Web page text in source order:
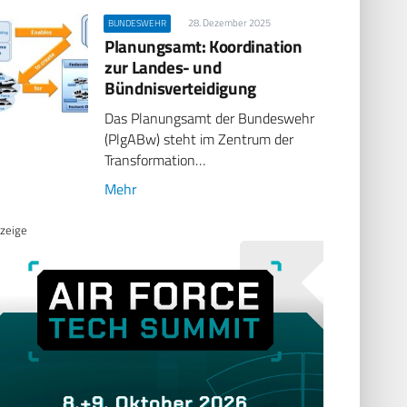
BUNDESWEHR 28. Dezember 2025
Planungsamt: Koordination
zur Landes- und
Bündnisverteidigung
Das Planungsamt der Bundeswehr
(PlgABw) steht im Zentrum der
Transformation…
Mehr